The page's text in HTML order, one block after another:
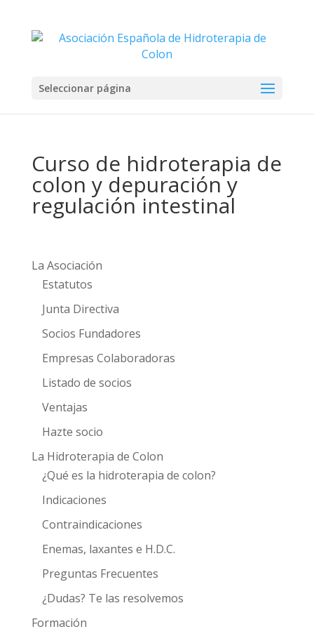
Seleccionar página
Curso de hidroterapia de
colon y depuración y
regulación intestinal
La Asociación
Estatutos
Junta Directiva
Socios Fundadores
Empresas Colaboradoras
Listado de socios
Ventajas
Hazte socio
La Hidroterapia de Colon
¿Qué es la hidroterapia de colon?
Indicaciones
Contraindicaciones
Enemas, laxantes e H.D.C.
Preguntas Frecuentes
¿Dudas? Te las resolvemos
Formación